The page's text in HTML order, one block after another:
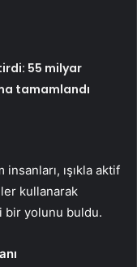
55 milyar
tamamlandı
ışıkla aktif
kullanarak
bir yolunu buldu.